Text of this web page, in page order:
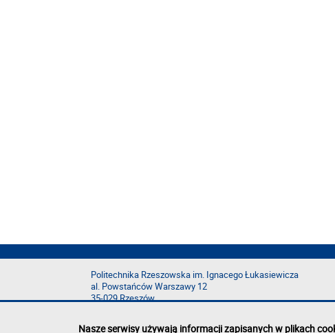
Politechnika Rzeszowska im. Ignacego Łukasiewicza
al. Powstańców Warszawy 12
35-029 Rzeszów
Nasze serwisy używają informacji zapisanych w plikach